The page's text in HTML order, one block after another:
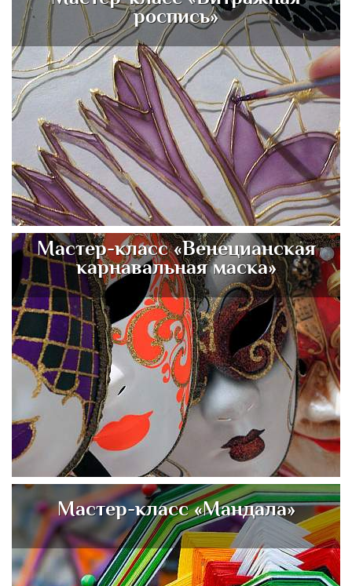
роспись»
Мастер-класс «Венецианская
карнавальная маска»
Мастер-класс «Мандала»